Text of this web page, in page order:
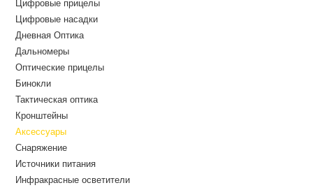
Цифровые прицелы
Цифровые насадки
Дневная Оптика
Дальномеры
Оптические прицелы
Бинокли
Тактическая оптика
Кронштейны
Аксессуары
Снаряжение
Источники питания
Инфракрасные осветители